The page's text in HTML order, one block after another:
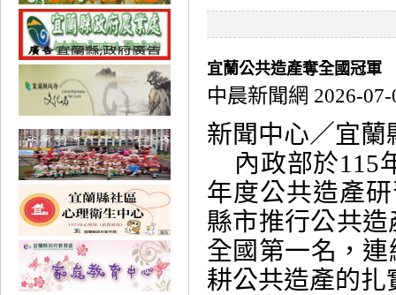
宜蘭公共造產奪全國冠軍
中晨新聞網 2026-07-
新聞中心／
內政部於115
年度公共造產
縣市推行公共
全國第一名，
耕公共造產的扎